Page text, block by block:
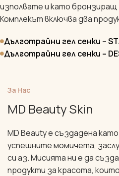
изполвате и като бронзиращ
Комплекът включва два
Дълготрайни гел сенки –
Дълготрайни гел сенки –
За Нас
MD Beauty Skin
MD Beauty е създадена
успешните момичета,
си аз. Мисията ни е да
продукти за красота,